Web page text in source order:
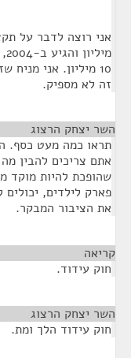
זה לא מספיק.
השר יצחק הרצוג
תראו כמה מעט כסף.
אתם צריכים להבין
שהופכת להיות מוקד
פארק לילדים,
את הציבור המבקר.
קריאה
חוק עידוד.
השר יצחק הרצוג
חוק עידוד הלך ומת.